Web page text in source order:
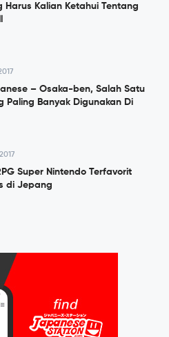
Harus Kalian Ketahui Tentang
– Osaka-ben, Salah Satu
Paling Banyak Digunakan Di
Super Nintendo Terfavorit
di Jepang